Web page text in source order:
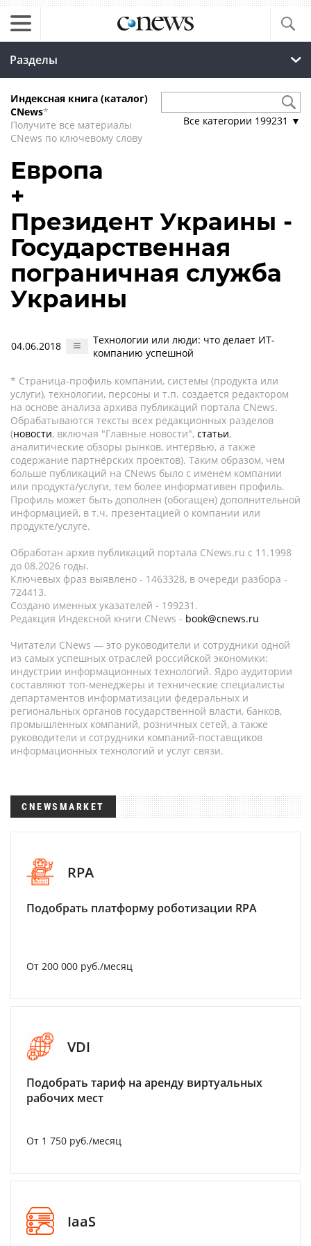
Разделы
Индексная книга (каталог)
CNews*
Получите все материалы
CNews по ключевому слову
Все категории 199231 ▼
Европа
+
Президент Украины -
Государственная
пограничная служба
Украины
04.06.2018
Технологии или люди: что делает ИТ-
компанию успешной
* Страница-профиль компании, системы (продукта или
услуги), технологии, персоны и т.п. создается редактором
на основе анализа архива публикаций портала CNews.
Обрабатываются тексты всех редакционных разделов
(новости, включая "Главные новости", статьи,
аналитические обзоры рынков, интервью, а также
содержание партнёрских проектов). Таким образом, чем
больше публикаций на CNews было с именем компании
или продукта/услуги, тем более информативен профиль.
Профиль может быть дополнен (обогащен) дополнительной
информацией, в т.ч. презентацией о компании или
продукте/услуге.
Обработан архив публикаций портала CNews.ru c 11.1998
до 08.2026 годы.
Ключевых фраз выявлено - 1463328, в очереди разбора -
724413.
Создано именных указателей - 199231.
Редакция Индексной книги CNews - book@cnews.ru
Читатели CNews — это руководители и сотрудники одной
из самых успешных отраслей российской экономики:
индустрии информационных технологий. Ядро аудитории
составляют топ-менеджеры и технические специалисты
департаментов информатизации федеральных и
региональных органов государственной власти, банков,
промышленных компаний, розничных сетей, а также
руководители и сотрудники компаний-поставщиков
информационных технологий и услуг связи.
CNEWSMARKET
RPA
Подобрать платформу роботизации RPA
От 200 000 руб./месяц
VDI
Подобрать тариф на аренду виртуальных
рабочих мест
От 1 750 руб./месяц
IaaS